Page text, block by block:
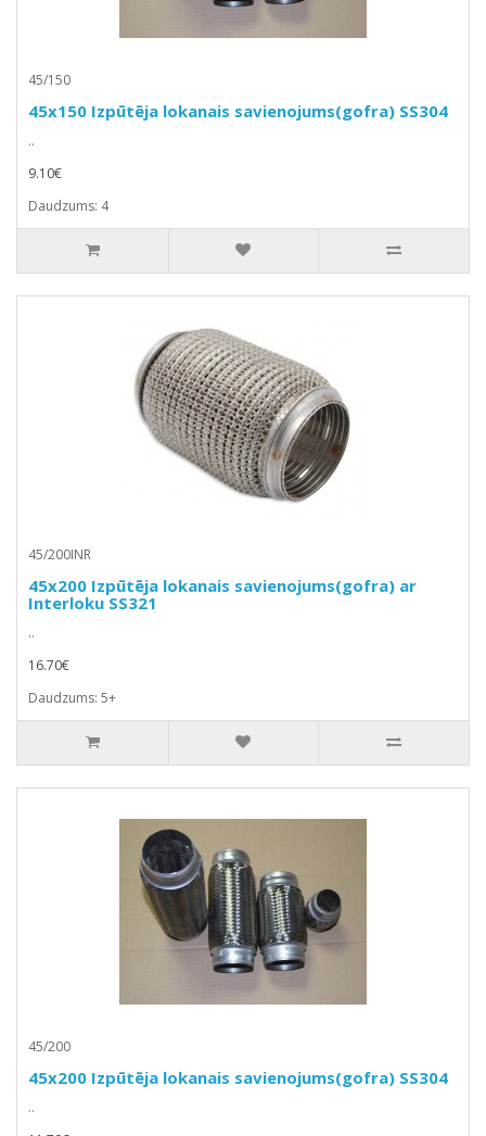
45/150
45x150 Izpūtēja lokanais savienojums(gofra) SS304
..
9.10€
Daudzums: 4
45/200INR
45x200 Izpūtēja lokanais savienojums(gofra) ar
Interloku SS321
..
16.70€
Daudzums: 5+
45/200
45x200 Izpūtēja lokanais savienojums(gofra) SS304
..